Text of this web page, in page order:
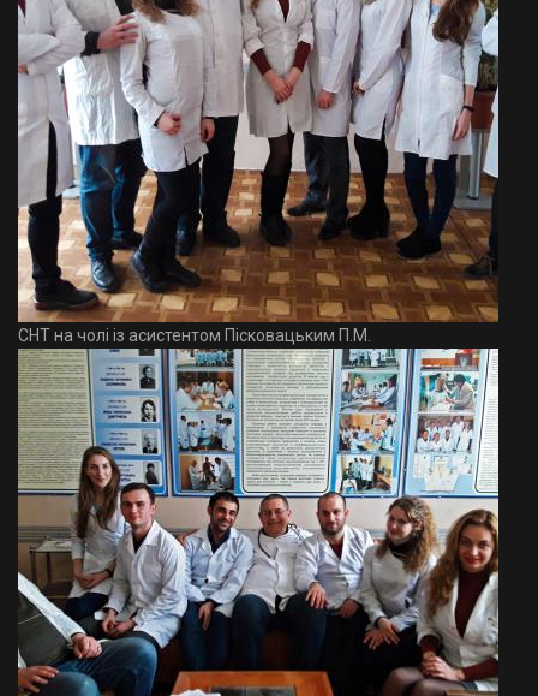
СНТ на чолі із асистентом Пісковацьким П.М.